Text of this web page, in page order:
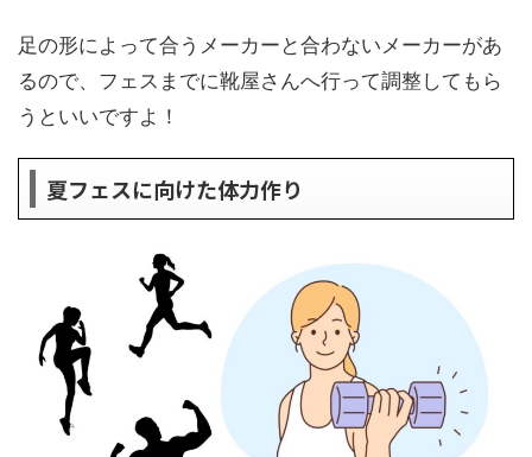
足の形によって合うメーカーと合わないメーカーがあ
るので、フェスまでに靴屋さんへ行って調整してもら
うといいですよ！
夏フェスに向けた体力作り